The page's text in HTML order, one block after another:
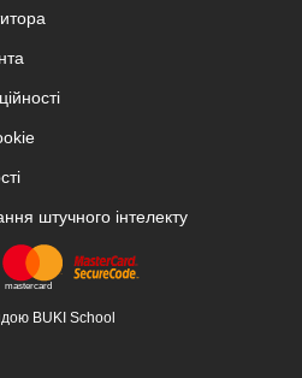
штучного інтелекту
BUKI School